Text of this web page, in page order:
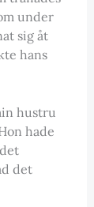
under
sig åt
hans
hustru
hade
det